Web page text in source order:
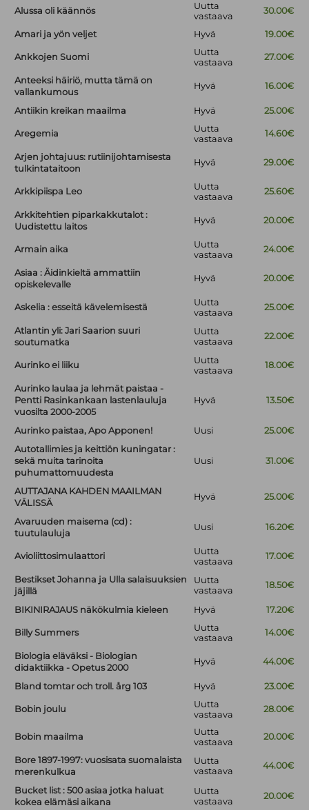
Alussa oli käännös
Uutta
vastaava
30.00€
Amari ja yön veljet Hyvä 19.00€
Ankkojen Suomi
Uutta
vastaava
27.00€
Anteeksi häiriö, mutta tämä on
vallankumous
Hyvä 16.00€
Antiikin kreikan maailma Hyvä 25.00€
Aregemia
Uutta
vastaava
14.60€
Arjen johtajuus: rutiinijohtamisesta
tulkintataitoon
Hyvä 29.00€
Arkkipiispa Leo
Uutta
vastaava
25.60€
Arkkitehtien piparkakkutalot :
Uudistettu laitos
Hyvä 20.00€
Armain aika
Uutta
vastaava
24.00€
Asiaa : Äidinkieltä ammattiin
opiskelevalle
Hyvä 20.00€
Askelia : esseitä kävelemisestä
Uutta
vastaava
25.00€
Atlantin yli: Jari Saarion suuri
soutumatka
Uutta
vastaava
22.00€
Aurinko ei liiku
Uutta
vastaava
18.00€
Aurinko laulaa ja lehmät paistaa -
Pentti Rasinkankaan lastenlauluja
vuosilta 2000-2005
Hyvä 13.50€
Aurinko paistaa, Apo Apponen! Uusi
25.00€
Autotallimies ja keittiön kuningatar :
sekä muita tarinoita
puhumattomuudesta
Uusi 31.00€
AUTTAJANA KAHDEN MAAILMAN
VÄLISSÄ
Hyvä 25.00€
Avaruuden maisema (cd) :
tuutulauluja
Uusi 16.20€
Avioliittosimulaattori
Uutta
vastaava
17.00€
Bestikset Johanna ja Ulla salaisuuksien
jäjillä
Uutta
vastaava
18.50€
BIKINIRAJAUS näkökulmia kieleen Hyvä 17.20€
Billy Summers
Uutta
vastaava
14.00€
Biologia eläväksi - Biologian
didaktiikka - Opetus 2000
Hyvä 44.00€
Bland tomtar och troll. årg 103 Hyvä 23.00€
Bobin joulu
Uutta
vastaava
28.00€
Bobin maailma
Uutta
vastaava
20.00€
Bore 1897-1997: vuosisata suomalaista
merenkulkua
Uutta
vastaava
44.00€
Bucket list : 500 asiaa jotka haluat
kokea elämäsi aikana
Uutta
vastaava
20.00€